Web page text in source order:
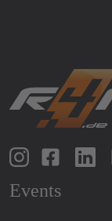
Events